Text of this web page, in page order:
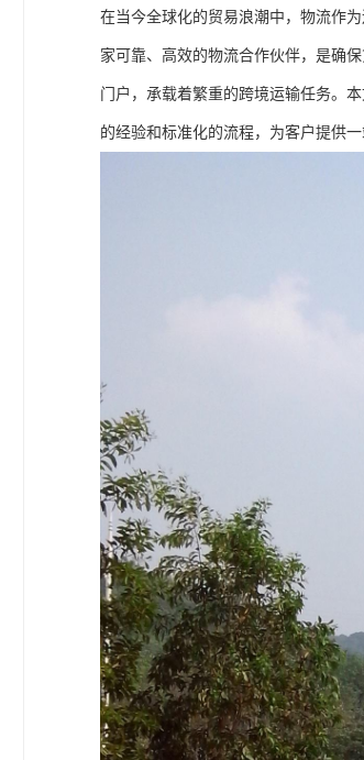
在当今全球化的贸易浪潮中，物流作
家可靠、高效的物流合作伙伴，是确
门户，承载着繁重的跨境运输任务。
的经验和标准化的流程，为客户提供一